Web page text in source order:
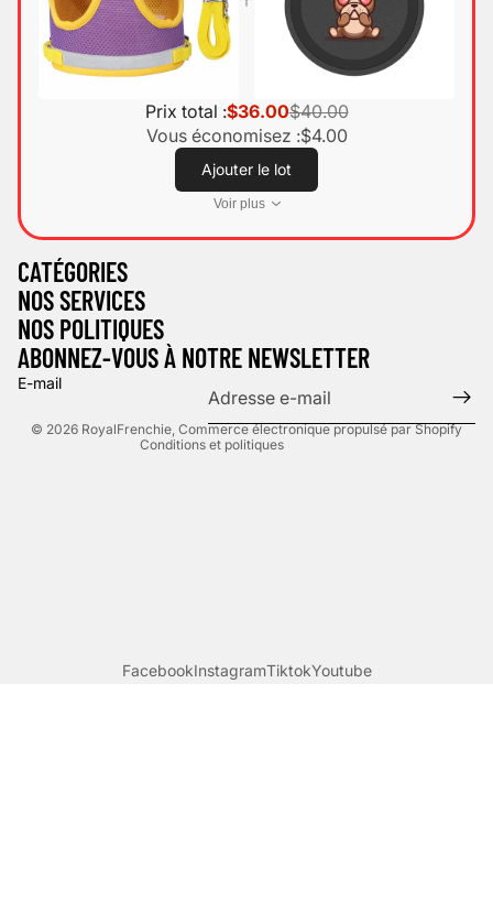
Prix total :$36.00$40.00
Vous économisez :$4.00
Ajouter le lot
Voir plus
CATÉGORIES
NOS SERVICES
NOS POLITIQUES
ABONNEZ-VOUS À NOTRE NEWSLETTER
E-mail
© 2026 RoyalFrenchie Commerce électronique propulsé par Shopify
Conditions et politiques
Politique d’expédition
Mentions légales
Politique de remboursement
Conditions d’utilisation
FacebookInstagramTiktokYoutube